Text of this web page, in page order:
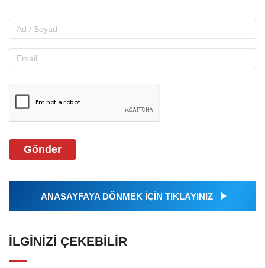
Gönder
ANASAYFAYA DÖNMEK İÇİN TIKLAYINIZ
İLGINIZI ÇEKEBILIR